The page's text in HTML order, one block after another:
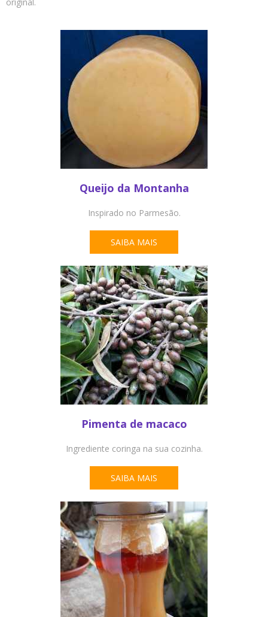
Queijo da Montanha
Inspirado no Parmesão.
SAIBA MAIS
Pimenta de macaco
Ingrediente coringa na sua cozinha.
SAIBA MAIS